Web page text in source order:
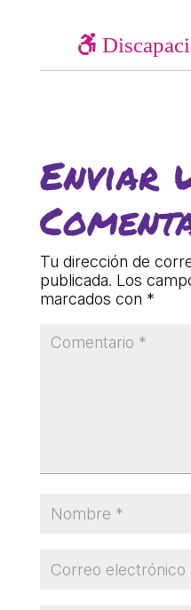
Enviar
Tu dirección de
publicada. Los
marcados con *
Els comptes clars
ACTUALITAT
Notícies
Diari de la Fundació
Xarxes socials